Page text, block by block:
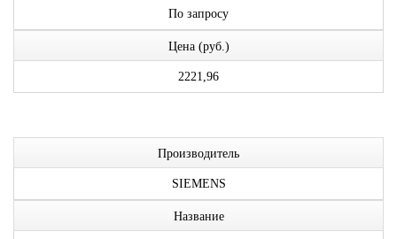
По запросу
Цена (руб.)
2221,96
Производитель
SIEMENS
Название